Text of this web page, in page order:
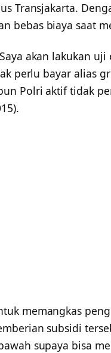
Transjakarta.
bebas biaya saat
akan lakukan
perlu bayar alias
Polri aktif tidak
memangkas
subsidi
supaya bisa